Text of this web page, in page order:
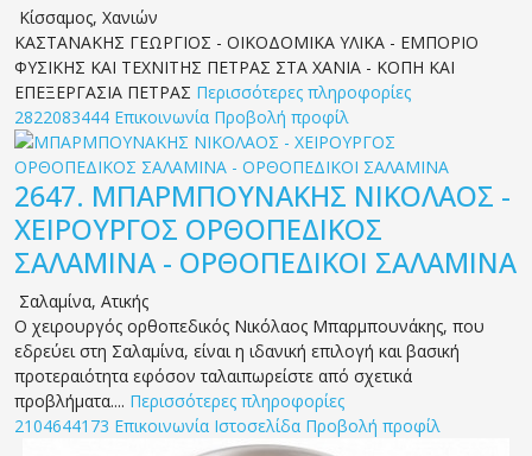
Κίσσαμος, Χανιών
ΚΑΣΤΑΝΑΚΗΣ ΓΕΩΡΓΙΟΣ - ΟΙΚΟΔΟΜΙΚΑ ΥΛΙΚΑ - ΕΜΠΟΡΙΟ
ΦΥΣΙΚΗΣ ΚΑΙ ΤΕΧΝΙΤΗΣ ΠΕΤΡΑΣ ΣΤΑ ΧΑΝΙΑ - ΚΟΠΗ ΚΑΙ
ΕΠΕΞΕΡΓΑΣΙΑ ΠΕΤΡΑΣ Περισσότερες πληροφορίες
2822083444 Επικοινωνία Προβολή προφίλ
2647. ΜΠΑΡΜΠΟΥΝΑΚΗΣ ΝΙΚΟΛΑΟΣ -
ΧΕΙΡΟΥΡΓΟΣ ΟΡΘΟΠΕΔΙΚΟΣ
ΣΑΛΑΜΙΝΑ - ΟΡΘΟΠΕΔΙΚΟΙ ΣΑΛΑΜΙΝΑ
Σαλαμίνα, Ατικής
Ο χειρουργός ορθοπεδικός Νικόλαος Μπαρμπουνάκης, που
εδρεύει στη Σαλαμίνα, είναι η ιδανική επιλογή και βασική
προτεραιότητα εφόσον ταλαιπωρείστε από σχετικά
προβλήματα.... Περισσότερες πληροφορίες
2104644173 Επικοινωνία Ιστοσελίδα Προβολή προφίλ